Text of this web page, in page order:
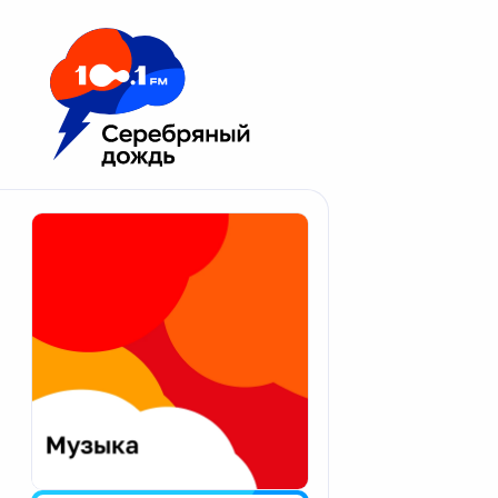
Москва 100.1 FM
Апатиты
Екатеринбург
Калининград
Калуга